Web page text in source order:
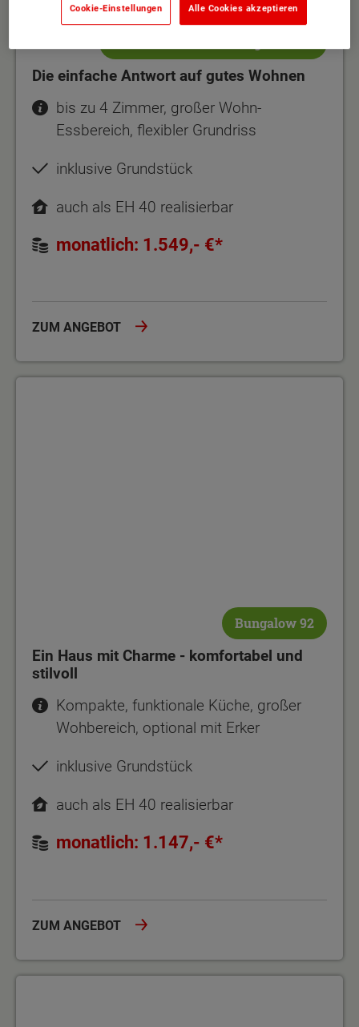
Die einfache Antwort auf gutes Wohnen
bis zu 4 Zimmer, großer Wohn-
Essbereich, flexibler Grundriss
inklusive Grundstück
auch als EH 40 realisierbar
monatlich: 1.549,- €*
ZUM ANGEBOT
Bungalow 92
Ein Haus mit Charme - komfortabel und
stilvoll
Kompakte, funktionale Küche, großer
Wohbereich, optional mit Erker
inklusive Grundstück
auch als EH 40 realisierbar
monatlich: 1.147,- €*
ZUM ANGEBOT
Cookie-Einstellungen Alle Cookies akzeptieren